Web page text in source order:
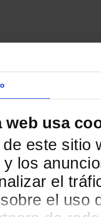
web usa
este sitio
los
el
el uso